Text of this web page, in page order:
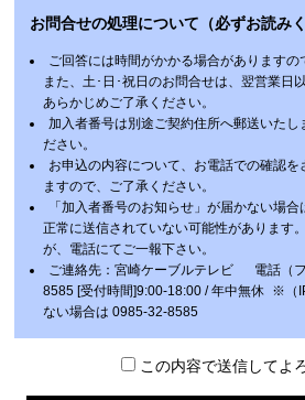
お問合せの処理について（必ずお読みく
ご回答には時間がかかる場合があります
また、土･日･祝日のお問合せは、翌営業日
あらかじめご了承ください。
加入者番号は別途ご契約住所へ郵送いたし
ださい。
お申込の内容について、お電話での確認を
ますので、ご了承ください。
「加入者番号のお知らせ」が届かない場
正常に送信されていない可能性があります
が、電話にてご一報下さい。
ご連絡先：宮崎ケーブルテレビ 電話（
8585 [受付時間]9:00-18:00 / 年中無休 ※（
ない場合は 0985-32-8585
この内容で送信してよ